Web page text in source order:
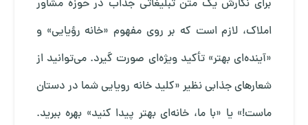
برای نگارش یک متن تبلیغاتی جذاب در حوزه مشاور
املاک، لازم است که بر روی مفهوم «خانه رؤیایی» و
«آینده‌ای بهتر» تأکید ویژه‌ای صورت گیرد. می‌توانید از
شعارهای جذابی نظیر «کلید خانه رویایی شما در دستان
ماست!» یا «با ما، خانه‌ای بهتر پیدا کنید» بهره ببرید.